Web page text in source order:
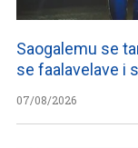
Saogalemu se
se faalavelave i
07/08/2026